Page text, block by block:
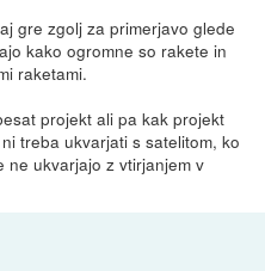
gre zgolj za primerjavo glede
kako ogromne so rakete in
raketami.
projekt ali pa kak projekt
treba ukvarjati s satelitom, ko
ne ukvarjajo z vtirjanjem v